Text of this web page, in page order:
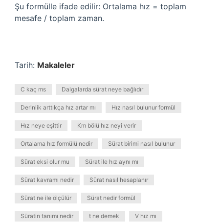
Şu formülle ifade edilir: Ortalama hız = toplam
mesafe / toplam zaman.
Tarih: Makaleler
C kaç ms Dalgalarda sürat neye bağlıdır
Derinlik arttıkça hız artar mı Hız nasıl bulunur formül
Hız neye eşittir Km bölü hız neyi verir
Ortalama hız formülü nedir Sürat birimi nasıl bulunur
Sürat eksi olur mu Sürat ile hız aynı mı
Sürat kavramı nedir Sürat nasıl hesaplanır
Sürat ne ile ölçülür Sürat nedir formül
Süratin tanımı nedir t ne demek V hız mı